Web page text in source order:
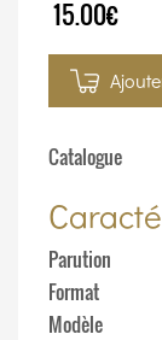
15.00€
Catalogue
Parution
Format
Modèle